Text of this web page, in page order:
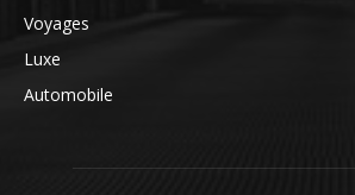
Voyages
Luxe
Automobile